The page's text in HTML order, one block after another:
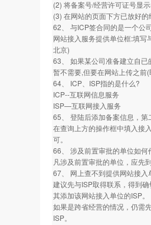
(2) 将备案号/经营许可证号显
(3) 在网站的页面下方已放好
62、 与ICP签合同的是一个公
网站接入服务提供单位框:填
北京)
63、 如果某公司准备建立自
暂不需要,但要在网站上传之前
64、 ICP、ISP指的是什么?
ICP--互联网信息服务
ISP—互联网接入服务
65、 登陆后添加备案信息，
在查询上方的操作框中填入接
可。
66、 涉及前置审批的单位如何
凡涉及前置审批的单位，应先
67、 网上查不到提供网站接
建议先与ISP取得联系，得到
其添加该网站接入单位的ISP。
如果是跨省经营的情况，仍需
ISP。